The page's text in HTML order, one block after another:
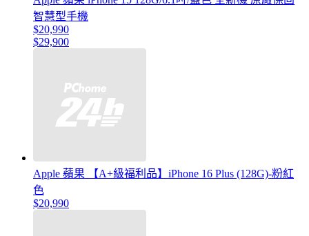
智慧型手機
$20,990
$29,900
Apple 蘋果 【A+級福利品】iPhone 16 Plus (128G)-粉紅
色
$20,990